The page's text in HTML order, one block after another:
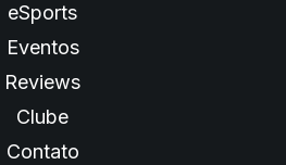
eSports
Eventos
Reviews
Clube
Contato